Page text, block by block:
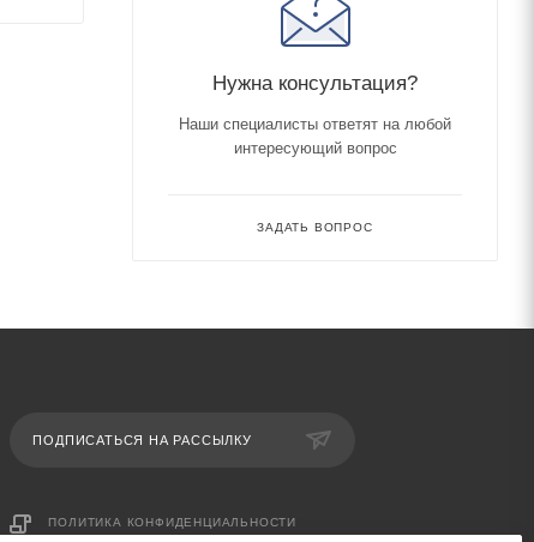
Нужна консультация?
Наши специалисты ответят на любой
интересующий вопрос
ЗАДАТЬ ВОПРОС
ПОДПИСАТЬСЯ НА РАССЫЛКУ
ПОЛИТИКА КОНФИДЕНЦИАЛЬНОСТИ